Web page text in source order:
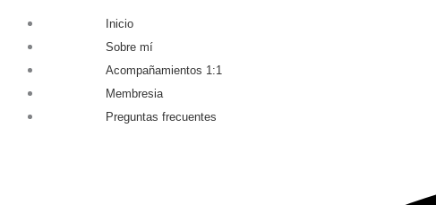
Inicio
Sobre mí
Acompañamientos 1:1
Membresia
Preguntas frecuentes